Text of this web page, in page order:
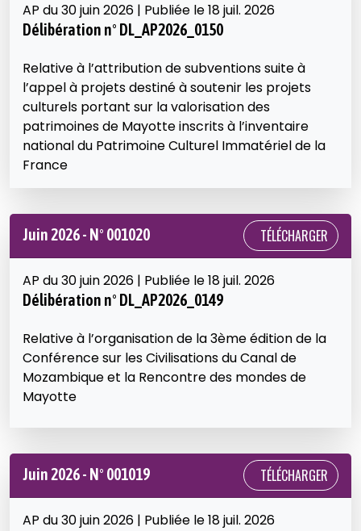
AP du 30 juin 2026 | Publiée le 18 juil. 2026
Délibération n° DL_AP2026_0150
Relative à l’attribution de subventions suite à
l’appel à projets destiné à soutenir les projets
culturels portant sur la valorisation des
patrimoines de Mayotte inscrits à l’inventaire
national du Patrimoine Culturel Immatériel de la
France
Juin 2026 - N° 001020 TÉLÉCHARGER
AP du 30 juin 2026 | Publiée le 18 juil. 2026
Délibération n° DL_AP2026_0149
Relative à l’organisation de la 3ème édition de la
Conférence sur les Civilisations du Canal de
Mozambique et la Rencontre des mondes de
Mayotte
Juin 2026 - N° 001019 TÉLÉCHARGER
AP du 30 juin 2026 | Publiée le 18 juil. 2026